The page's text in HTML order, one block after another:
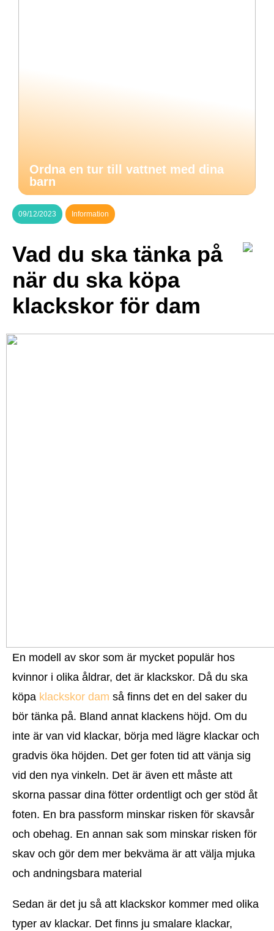
Ordna en tur till vattnet med dina
barn
09/12/2023 Information
Vad du ska tänka på
när du ska köpa
klackskor för dam
En modell av skor som är mycket populär hos
kvinnor i olika åldrar, det är klackskor. Då du ska
köpa klackskor dam så finns det en del saker du
bör tänka på. Bland annat klackens höjd. Om du
inte är van vid klackar, börja med lägre klackar och
gradvis öka höjden. Det ger foten tid att vänja sig
vid den nya vinkeln. Det är även ett måste att
skorna passar dina fötter ordentligt och ger stöd åt
foten. En bra passform minskar risken för skavsår
och obehag. En annan sak som minskar risken för
skav och gör dem mer bekväma är att välja mjuka
och andningsbara material
Sedan är det ju så att klackskor kommer med olika
typer av klackar. Det finns ju smalare klackar,